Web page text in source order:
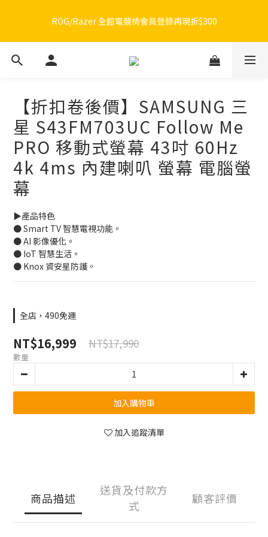
300
🔥品牌限定滿額折🔥ROG周邊滿1500折100 / 2500折200 / 3000折
【折扣卷後價】SAMSUNG 三
星 S43FM703UC Follow Me
PRO 移動式螢幕 43吋 60Hz
4k 4ms 內建喇叭 螢幕 電腦螢
幕
▶️產品特色
● Smart TV 智慧電視功能。
● AI 影像優化。
● IoT 智慧生活。
● Knox 資安星防護。
全店，490免運
NT$16,999 NT$17,990
數量
加入購物車
加入追蹤清單
商品描述
送貨及付款方
式
顧客評價